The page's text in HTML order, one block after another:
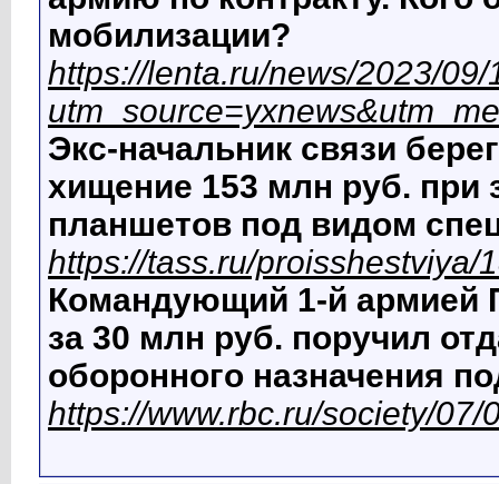
мобилизации?
https://lenta.ru/news/2023/09/
Экс-начальник связи
хищение 153 млн руб. при
планшетов под видом
https://tass.ru/proisshestviya/
Командующий 1-й армией
за 30 млн руб. поручил
оборонного назначения
https://www.rbc.ru/society/